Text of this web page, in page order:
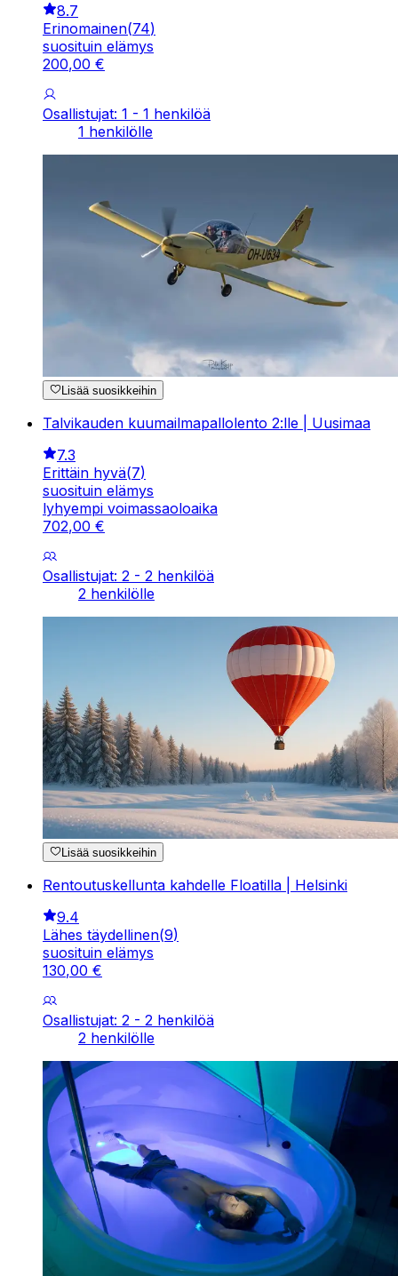
8.7
Erinomainen(74)
suosituin elämys
200,00 €
Osallistujat: 1 - 1 henkilöä
1 henkilölle
Lisää suosikkeihin
Talvikauden kuumailmapallolento 2:lle | Uusimaa
7.3
Erittäin hyvä(7)
suosituin elämys
lyhyempi voimassaoloaika
702,00 €
Osallistujat: 2 - 2 henkilöä
2 henkilölle
Lisää suosikkeihin
Rentoutuskellunta kahdelle Floatilla | Helsinki
9.4
Lähes täydellinen(9)
suosituin elämys
130,00 €
Osallistujat: 2 - 2 henkilöä
2 henkilölle